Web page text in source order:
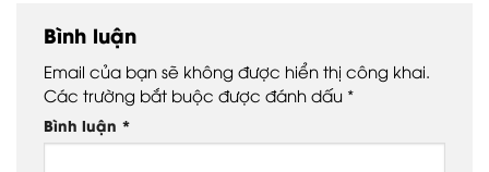
Bình luận
Email của bạn sẽ không được hiển thị công khai.
Các trường bắt buộc được đánh dấu *
Bình luận *